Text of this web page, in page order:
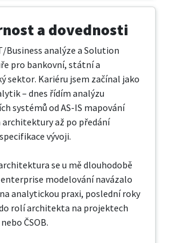
a dovednosti
Business analýze a Solution
pro bankovní, státní a
sektor. Kariéru jsem začínal jako
– dnes řídím analýzu
systémů od AS-IS mapování
architektury až po předání
vývoji.
se u mě dlouhodobě
modelování navázalo
analytickou praxi, poslední roky
rolí architekta na projektech
ČSOB.